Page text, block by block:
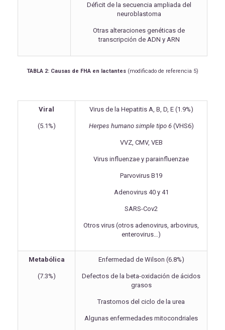
Déficit de la secuencia ampliada del
neuroblastoma
Otras alteraciones genéticas de
transcripción de ADN y ARN
TABLA 2: Causas de FHA en lactantes (modificado de referencia 5)
Viral
(5.1%)
Virus de la Hepatitis A, B, D, E (1.9%)
Herpes humano simple tipo 6(VHS6)
VVZ, CMV, VEB
Virus influenzae y parainfluenzae
Parvovirus B19
Adenovirus 40 y 41
SARS-Cov2
Otros virus (otros adenovirus, arbovirus,
enterovirus…)
Metabólica
(7.3%)
Enfermedad de Wilson (6.8%)
Defectos de la beta-oxidación de ácidos
grasos
Trastornos del ciclo de la urea
Algunas enfermedades mitocondriales